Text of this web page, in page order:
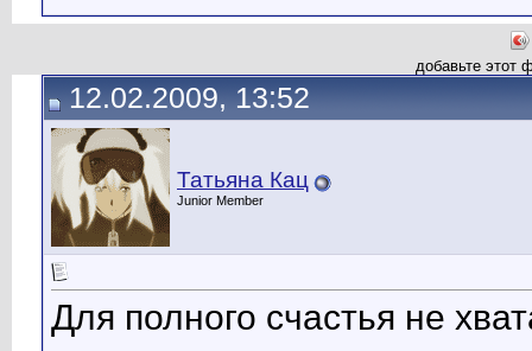
добавьте этот
12.02.2009, 13:52
Татьяна Кац
Junior Member
Для полного счастья не